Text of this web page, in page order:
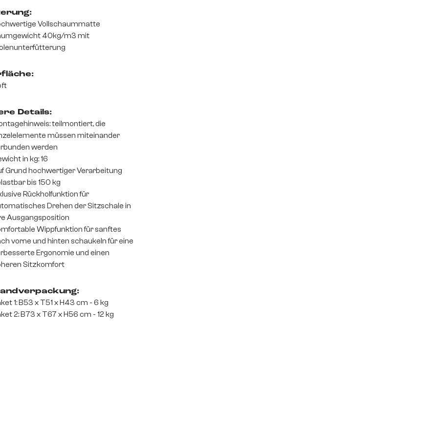
Vollschaummatte
40kg/m3 mit
Details:
teilmontiert, die
müssen miteinander
werden
in kg: 16
Grund hochwertiger Verarbeitung
bis 150 kg
Rückholfunktion für
Drehen der Sitzschale in
Ausgangsposition
Wippfunktion für sanftes
vorne und hinten schaukeln für eine
Ergonomie und einen
Sitzkomfort
1: B53 x T51 x H43 cm - 6 kg
2: B73 x T67 x H56 cm - 12 kg